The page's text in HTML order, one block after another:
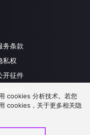
务条款
私权
开征件
cookies 分析技术。若您
cookies，关于更多相关隐